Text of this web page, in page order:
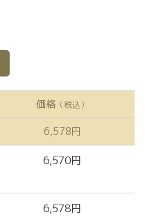
価格（税込）
6,578円
6,570円
6,578円